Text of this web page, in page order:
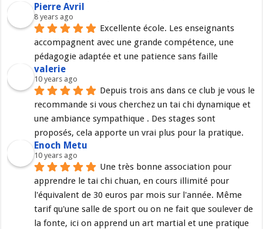
Pierre Avril
8 years ago
Excellente école. Les enseignants
accompagnent avec une grande compétence, une
pédagogie adaptée et une patience sans faille
valerie
10 years ago
Depuis trois ans dans ce club je vous le
recommande si vous cherchez un tai chi dynamique et
une ambiance sympathique . Des stages sont
proposés, cela apporte un vrai plus pour la pratique.
Enoch Metu
10 years ago
Une très bonne association pour
apprendre le tai chi chuan, en cours illimité pour
l'équivalent de 30 euros par mois sur l'année. Même
tarif qu'une salle de sport ou on ne fait que soulever de
la fonte, ici on apprend un art martial et une pratique